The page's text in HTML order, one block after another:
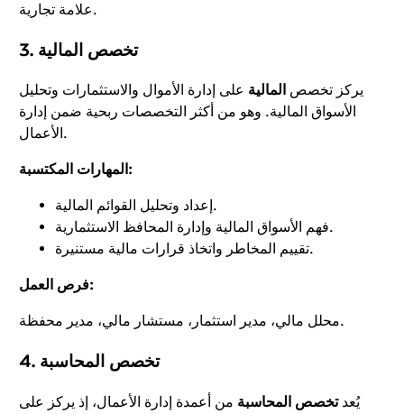
علامة تجارية.
3. تخصص المالية
يركز تخصص المالية على إدارة الأموال والاستثمارات وتحليل
الأسواق المالية. وهو من أكثر التخصصات ربحية ضمن إدارة
الأعمال.
المهارات المكتسبة:
إعداد وتحليل القوائم المالية.
فهم الأسواق المالية وإدارة المحافظ الاستثمارية.
تقييم المخاطر واتخاذ قرارات مالية مستنيرة.
فرص العمل:
محلل مالي، مدير استثمار، مستشار مالي، مدير محفظة.
4. تخصص المحاسبة
يُعدتخصص المحاسبة من أعمدة إدارة الأعمال، إذ يركز على